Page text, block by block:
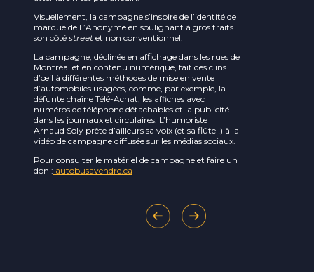
Visuellement, la campagne s’inspire de l’identité de
marque de L’Anonyme en soulignant à gros traits
son côté street et non conventionnel.
La campagne, déclinée en affichage dans les rues de
Montréal et en contenu numérique, fait des clins
d’œil à différentes méthodes de mise en vente
d’automobiles usagées, comme, par exemple, la
défunte chaîne Télé-Achat, les affiches avec
numéros de téléphone détachables et la publicité
dans les journaux et circulaires. L’humoriste
Arnaud Soly prête d’ailleurs sa voix (et sa flûte !) à la
vidéo de campagne diffusée sur les médias sociaux.
Pour consulter le matériel de campagne et faire un
don : autobusavendre.ca